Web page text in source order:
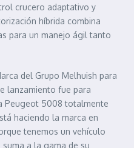
crucero adaptativo y
híbrida combina
para un manejo ágil tanto
del Grupo Melhuish para
lanzamiento fue para
Peugeot 5008 totalmente
haciendo la marca en
tenemos un vehículo
a la gama de su